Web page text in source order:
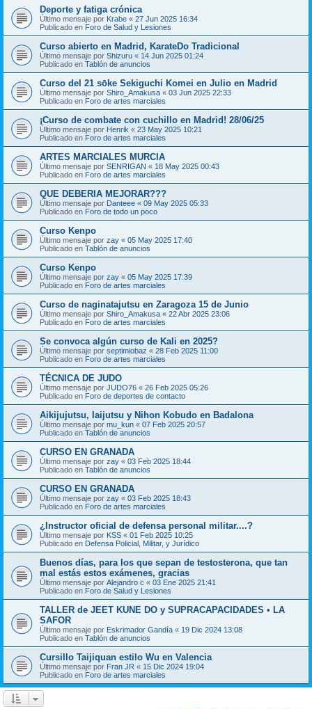
Deporte y fatiga crónica
Último mensaje por Krabe « 27 Jun 2025 16:34
Publicado en Foro de Salud y Lesiones
Curso abierto en Madrid, KarateDo Tradicional
Último mensaje por Shizuru « 14 Jun 2025 01:24
Publicado en Tablón de anuncios
Curso del 21 sōke Sekiguchi Komei en Julio en Madrid
Último mensaje por Shiro_Amakusa « 03 Jun 2025 22:33
Publicado en Foro de artes marciales
¡Curso de combate con cuchillo en Madrid! 28/06/25
Último mensaje por Henrik « 23 May 2025 10:21
Publicado en Foro de artes marciales
ARTES MARCIALES MURCIA
Último mensaje por SENRIGAN « 18 May 2025 00:43
Publicado en Foro de artes marciales
QUE DEBERIA MEJORAR???
Último mensaje por Danteee « 09 May 2025 05:33
Publicado en Foro de todo un poco
Curso Kenpo
Último mensaje por zay « 05 May 2025 17:40
Publicado en Tablón de anuncios
Curso Kenpo
Último mensaje por zay « 05 May 2025 17:39
Publicado en Foro de artes marciales
Curso de naginatajutsu en Zaragoza 15 de Junio
Último mensaje por Shiro_Amakusa « 22 Abr 2025 23:06
Publicado en Foro de artes marciales
Se convoca algún curso de Kali en 2025?
Último mensaje por septimiobaz « 28 Feb 2025 11:00
Publicado en Foro de artes marciales
TÉCNICA DE JUDO
Último mensaje por JUDO76 « 26 Feb 2025 05:26
Publicado en Foro de deportes de contacto
Aikijujutsu, Iaijutsu y Nihon Kobudo en Badalona
Último mensaje por mu_kun « 07 Feb 2025 20:57
Publicado en Tablón de anuncios
CURSO EN GRANADA
Último mensaje por zay « 03 Feb 2025 18:44
Publicado en Tablón de anuncios
CURSO EN GRANADA
Último mensaje por zay « 03 Feb 2025 18:43
Publicado en Foro de artes marciales
¿Instructor oficial de defensa personal militar....?
Último mensaje por KSS « 01 Feb 2025 10:25
Publicado en Defensa Policial, Militar, y Jurídico
Buenos días, para los que sepan de testosterona, que tan
mal estás estos exámenes, gracias
Último mensaje por Alejandro c « 03 Ene 2025 21:41
Publicado en Foro de Salud y Lesiones
TALLER de JEET KUNE DO y SUPRACAPACIDADES • LA
SAFOR
Último mensaje por Eskrimador Gandía « 19 Dic 2024 13:08
Publicado en Tablón de anuncios
Cursillo Taijiquan estilo Wu en Valencia
Último mensaje por Fran JR « 15 Dic 2024 19:04
Publicado en Foro de artes marciales